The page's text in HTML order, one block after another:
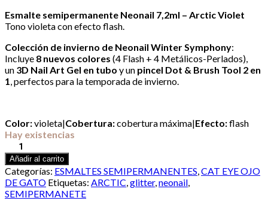
Esmalte semipermanente Neonail 7,2ml – Arctic Violet
Tono violeta con efecto flash.
Colección de invierno de Neonail Winter Symphony:
Incluye 8 nuevos colores (4 Flash + 4 Metálicos-Perlados),
un 3D Nail Art Gel en tubo y un pincel Dot & Brush Tool 2 en
1 , perfectos para la temporada de invierno.
Color:violeta|Cobertura:cobertura máxima|Efecto:flash
Hay existencias
Esmalte
semipermanente
Neonail
7,2ml
–
Arctic
Añadir al carrito
Categorías: ESMALTES SEMIPERMANENTES CAT EYE OJO
DE GATO Etiquetas: ARCTIC glitter, neonail
SEMIPERMANETE